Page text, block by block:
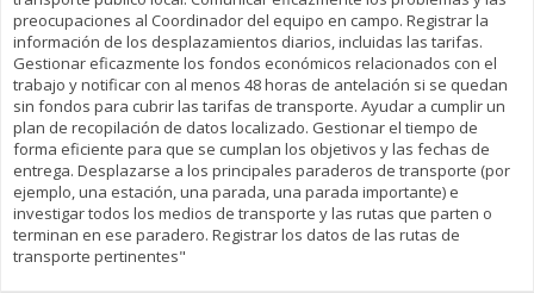
preocupaciones al Coordinador del equipo en campo. Registrar la
información de los desplazamientos diarios, incluidas las tarifas.
Gestionar eficazmente los fondos económicos relacionados con el
trabajo y notificar con al menos 48 horas de antelación si se quedan
sin fondos para cubrir las tarifas de transporte. Ayudar a cumplir un
plan de recopilación de datos localizado. Gestionar el tiempo de
forma eficiente para que se cumplan los objetivos y las fechas de
entrega. Desplazarse a los principales paraderos de transporte (por
ejemplo, una estación, una parada, una parada importante) e
investigar todos los medios de transporte y las rutas que parten o
terminan en ese paradero. Registrar los datos de las rutas de
transporte pertinentes"